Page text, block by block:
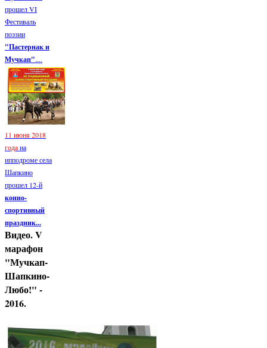
прошел VI
Фестиваль
поэзии
"Пастернак и
Мучкап"....
11 июня 2018
годана
ипподроме села
Шапкино
прошел 12-й
конно-
спортивный
праздник...
Видео. V
марафон
"Мучкап-
Шапкино-
Любо!" -
2016.